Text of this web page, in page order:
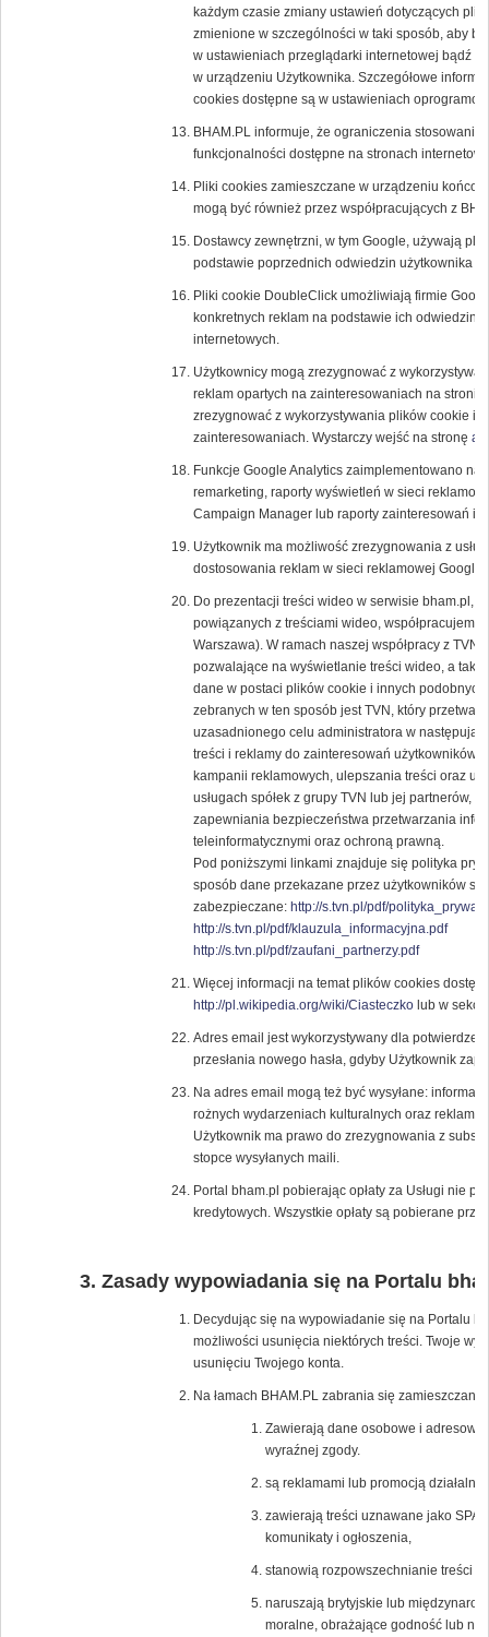
każdym czasie zmiany ustawień dotyczących
zmienione w szczególności w taki sposób, aby
w ustawieniach przeglądarki internetowej bądź
w urządzeniu Użytkownika. Szczegółowe
cookies dostępne są w ustawieniach
BHAM.PL informuje, że ograniczenia stosowania
funkcjonalności dostępne na stronach
Pliki cookies zamieszczane w urządzeniu
mogą być również przez współpracujących z
Dostawcy zewnętrzni, w tym Google, używają
podstawie poprzednich odwiedzin użytkownika
Pliki cookie DoubleClick umożliwiają firmie
konkretnych reklam na podstawie ich odwiedzin
internetowych.
Użytkownicy mogą zrezygnować z
reklam opartych na zainteresowaniach na stronie
zrezygnować z wykorzystywania plików cookie
zainteresowaniach. Wystarczy wejść na stronę
Funkcje Google Analytics zaimplementowano
remarketing, raporty wyświetleń w sieci
Campaign Manager lub raporty zainteresowań i
Użytkownik ma możliwość zrezygnowania z
dostosowania reklam w sieci reklamowej Google
Do prezentacji treści wideo w serwisie bham.pl,
powiązanych z treściami wideo, współpracujemy
Warszawa). W ramach naszej współpracy z
pozwalające na wyświetlanie treści wideo, a
dane w postaci plików cookie i innych
zebranych w ten sposób jest TVN, który
uzasadnionego celu administratora w
treści i reklamy do zainteresowań
kampanii reklamowych, ulepszania treści oraz
usługach spółek z grupy TVN lub jej partnerów,
zapewniania bezpieczeństwa przetwarzania
teleinformatycznymi oraz ochroną prawną.
Pod poniższymi linkami znajduje się polityka
sposób dane przekazane przez użytkowników
zabezpieczane: http://s.tvn.pl/pdf/
http://s.tvn.pl/pdf/klauzula_informacyjna.pdf
http://s.tvn.pl/pdf/zaufani_partnerzy.pdf
Więcej informacji na temat plików cookies
http://pl.wikipedia.org/wiki/Ciasteczkolub w sekcji
Adres email jest wykorzystywany dla
przesłania nowego hasła, gdyby Użytkownik
Na adres email mogą też być wysyłane:
rożnych wydarzeniach kulturalnych oraz reklamy
Użytkownik ma prawo do zrezygnowania z
stopce wysyłanych maili.
Portal bham.pl pobierając opłaty za Usługi nie
kredytowych. Wszystkie opłaty są pobierane
Zasady wypowiadania się na Portalu
Decydując się na wypowiadanie się na Portalu
możliwości usunięcia niektórych treści. Twoje
usunięciu Twojego konta.
Na łamach BHAM.PL zabrania się
Zawierają dane osobowe i
wyraźnej zgody.
są reklamami lub promocją
zawierają treści uznawane jako
komunikaty i ogłoszenia,
stanowią rozpowszechnianie treści
naruszają brytyjskie lub
moralne, obrażające godność lub